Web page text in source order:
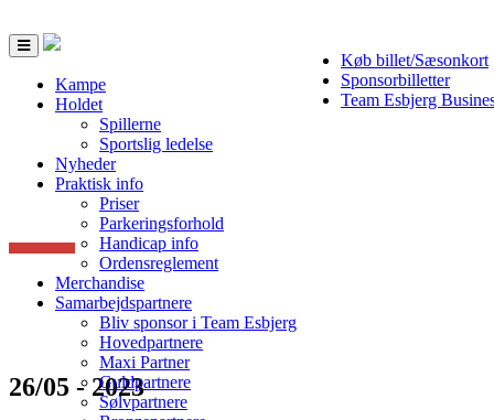
Køb billet/Sæsonkort
Sponsorbilletter
Team Esbjerg
Toggle
navigation
Kampe
Holdet
Spillerne
Sportslig ledelse
Nyheder
Praktisk info
Priser
Parkeringsforhold
Handicap info
Ordensreglement
Merchandise
Samarbejdspartnere
Bliv sponsor i Team Esbjerg
Hovedpartnere
Maxi Partner
Guldpartnere
Sølvpartnere
26/05 - 2023